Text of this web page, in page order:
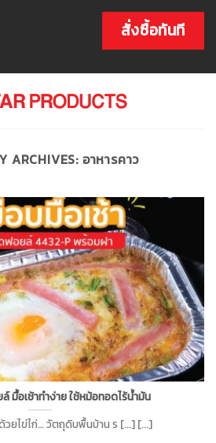
สั่งซื้อทันที
ARCHIVES: อาหารคาว
มื้อเช้าทำง่าย ใช้หม้อทอดไร้น้ำมัน
วยไข่ไก่… วัตถุดิบพื้นบ้าน ร [...] [...]